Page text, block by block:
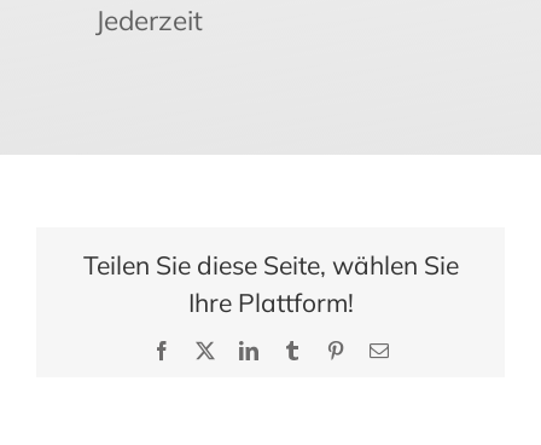
Jederzeit
Teilen Sie diese Seite, wählen Sie
Ihre Plattform!
Facebook LinkedInTumblr Pinterest
E-